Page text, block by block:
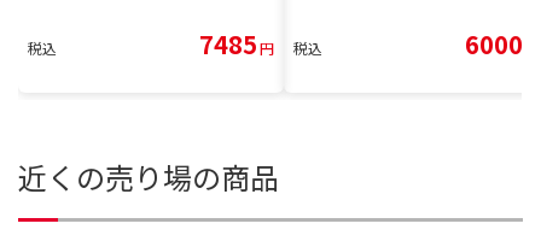
税込 7485円 税込 6000
近くの売り場の商品